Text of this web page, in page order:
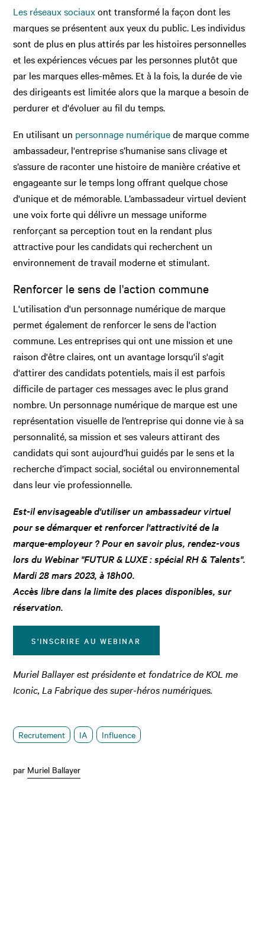
Les réseaux sociauxont transformé la façon dont les
marques se présentent aux yeux du public. Les individus
sont de plus en plus attirés par les histoires personnelles
et les expériences vécues par les personnes plutôt que
par les marques elles-mêmes. Et à la fois, la durée de vie
des dirigeants est limitée alors que la marque a besoin de
perdurer et d'évoluer au fil du temps.
En utilisant un personnage numériquede marque comme
ambassadeur, l'entreprise s’humanise sans clivage et
s’assure de raconter une histoire de manière créative et
engageante sur le temps long offrant quelque chose
d'unique et de mémorable. L’ambassadeur virtuel devient
une voix forte qui délivre un message uniforme
renforçant sa perception tout en la rendant plus
attractive pour les candidats qui recherchent un
environnement de travail moderne et stimulant.
Renforcer le sens de l'action commune
L'utilisation d'un personnage numérique de marque
permet également de renforcer le sens de l'action
commune. Les entreprises qui ont une mission et une
raison d'être claires, ont un avantage lorsqu'il s'agit
d'attirer des candidats potentiels, mais il est parfois
difficile de partager ces messages avec le plus grand
nombre. Un personnage numérique de marque est une
représentation visuelle de l’entreprise qui donne vie à sa
personnalité, sa mission et ses valeurs attirant des
candidats qui sont aujourd’hui guidés par le sens et la
recherche d’impact social, sociétal ou environnemental
dans leur vie professionnelle.
Est-il envisageable d'utiliser un ambassadeur virtuel
pour se démarquer et renforcer l'attractivité de la
marque-employeur ? Pour en savoir plus, rendez-vous
lors du Webinar "FUTUR & LUXE : spécial RH & Talents".
Mardi 28 mars 2023, à 18h00.
Accès libre dans la limite des places disponibles, sur
réservation.
S'INSCRIRE AU WEBINAR
Muriel Ballayer est présidente et fondatrice de KOL me
Iconic, La Fabrique des super-héros numériques.
Recrutement IA Influence
par Muriel Ballayer